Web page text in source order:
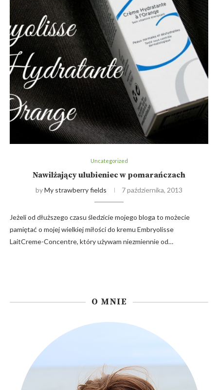
Uncategorized
Nawilżający ulubieniec w pomarańczach
byMy strawberry fields 7 października, 2013
Jeżeli od dłuższego czasu śledzicie mojego bloga to możecie
pamiętać o mojej wielkiej miłości do kremu Embryolisse
LaitCreme-Concentre, który używam niezmiennie od…
O MNIE